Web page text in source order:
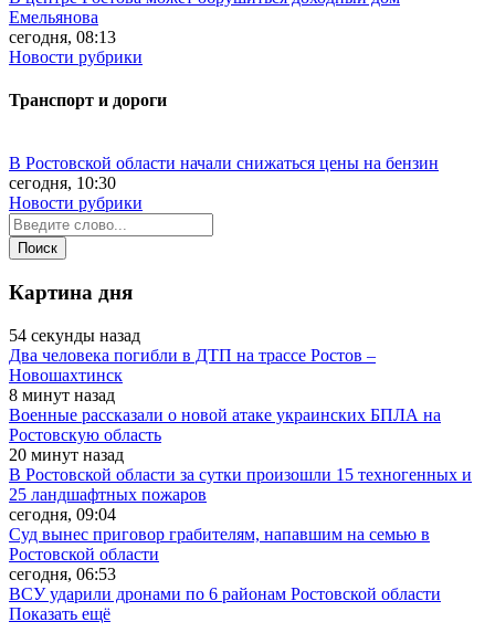
Емельянова
сегодня, 08:13
Новости рубрики
Транспорт и дороги
В Ростовской области начали снижаться цены на бензин
сегодня, 10:30
Новости рубрики
Картина дня
54 секунды назад
Два человека погибли в ДТП на трассе Ростов –
Новошахтинск
8 минут назад
Военные рассказали о новой атаке украинских БПЛА на
Ростовскую область
20 минут назад
В Ростовской области за сутки произошли 15 техногенных и
25 ландшафтных пожаров
сегодня, 09:04
Суд вынес приговор грабителям, напавшим на семью в
Ростовской области
сегодня, 06:53
ВСУ ударили дронами по 6 районам Ростовской области
Показать ещё